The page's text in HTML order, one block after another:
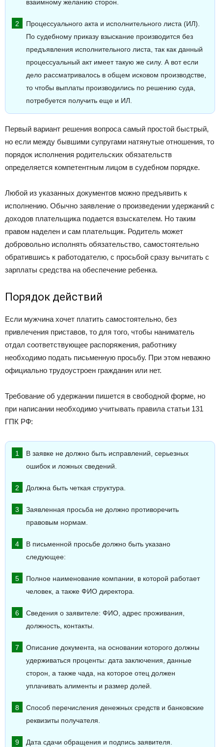
взаимному желанию сторон.
Процессуального акта и исполнительного листа (ИЛ).
По судебному приказу взыскание производится без
предъявления исполнительного листа, так как данный
процессуальный акт имеет такую же силу. А вот если
дело рассматривалось в общем исковом производстве,
то чтобы выплаты производились по решению суда,
потребуется получить еще и ИЛ.
Первый вариант решения вопроса самый простой быстрый,
но если между бывшими супругами натянутые отношения, то
порядок исполнения родительских обязательств
определяется компетентным лицом в судебном порядке.
Любой из указанных документов можно предъявить к
исполнению. Обычно заявление о произведении удержаний с
доходов плательщика подается взыскателем. Но таким
правом наделен и сам плательщик. Родитель может
добровольно исполнять обязательство, самостоятельно
обратившись к работодателю, с просьбой сразу вычитать с
зарплаты средства на обеспечение ребенка.
Порядок действий
Если мужчина хочет платить самостоятельно, без
привлечения приставов, то для того, чтобы наниматель
отдал соответствующее распоряжения, работнику
необходимо подать письменную просьбу. При этом неважно
официально трудоустроен гражданин или нет.
Требование об удержании пишется в свободной форме, но
при написании необходимо учитывать правила статьи 131
ГПК РФ:
В заявке не должно быть исправлений, серьезных
ошибок и ложных сведений.
Должна быть четкая структура.
Заявленная просьба не должно противоречить
правовым нормам.
В письменной просьбе должно быть указано
следующее:
Полное наименование компании, в которой работает
человек, а также ФИО директора.
Сведения о заявителе: ФИО, адрес проживания,
должность, контакты.
Описание документа, на основании которого должны
удерживаться проценты: дата заключения, данные
сторон, а также чада, на которое отец должен
уплачивать алименты и размер долей.
Способ перечисления денежных средств и банковские
реквизиты получателя.
Дата сдачи обращения и подпись заявителя.